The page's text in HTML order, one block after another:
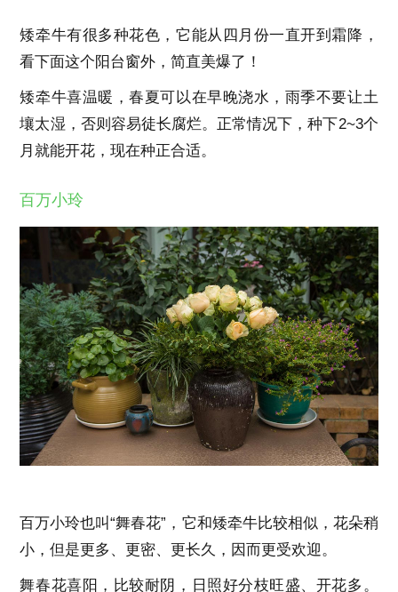
矮牵牛有很多种花色，它能从四月份一直开到霜降，
看下面这个阳台窗外，简直美爆了！
矮牵牛喜温暖，春夏可以在早晚浇水，雨季不要让土
壤太湿，否则容易徒长腐烂。正常情况下，种下2~3个
月就能开花，现在种正合适。
百万小玲
百万小玲也叫“舞春花”，它和矮牵牛比较相似，花朵稍
小，但是更多、更密、更长久，因而更受欢迎。
舞春花喜阳，比较耐阴，日照好分枝旺盛、开花多。